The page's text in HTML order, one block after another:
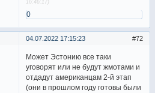
16:46:17)
0
72
04.07.2022 17:15:23
Может Эстонию все таки
уговорят или не будут жмотами и
отдадут американцам 2-й этап
(они в прошлом году готовы были